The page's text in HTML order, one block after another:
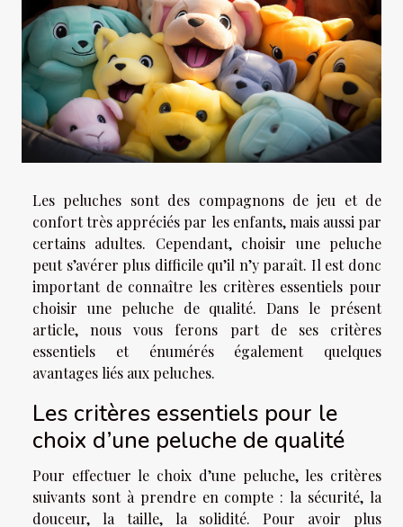
Les peluches sont des compagnons de jeu et de
confort très appréciés par les enfants, mais aussi par
certains adultes. Cependant, choisir une peluche
peut s’avérer plus difficile qu’il n’y paraît. Il est donc
important de connaître les critères essentiels pour
choisir une peluche de qualité. Dans le présent
article, nous vous ferons part de ses critères
essentiels et énumérés également quelques
avantages liés aux peluches.
Les critères essentiels pour le
choix d’une peluche de qualité
Pour effectuer le choix d’une peluche, les critères
suivants sont à prendre en compte : la sécurité, la
douceur, la taille, la solidité. Pour avoir plus